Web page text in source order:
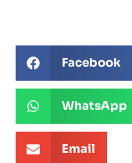
Facebook
WhatsApp
Email